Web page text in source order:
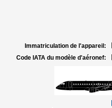
Immatriculation de l'appareil:
Code IATA du modèle d'aéronef: